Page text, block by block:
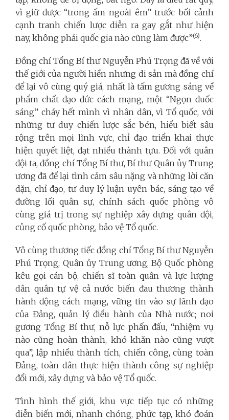
vì giữ được “trong ấm ngoài êm” trước bối cảnh
cạnh tranh chiến lược diễn ra gay gắt như hiện
nay, không phải quốc gia nào cũng làm được”(6).
Đồng chí Tổng Bí thư Nguyễn Phú Trọng đã về với
thế giới của người hiền nhưng di sản mà đồng chí
để lại vô cùng quý giá, nhất là tấm gương sáng về
phẩm chất đạo đức cách mạng, một “Ngọn đuốc
sáng” cháy hết mình vì nhân dân, vì Tổ quốc, với
những tư duy chiến lược sắc bén, hiểu biết sâu
rộng trên mọi lĩnh vực, chỉ đạo triển khai thực
hiện quyết liệt, đạt nhiều thành tựu. Đối với quân
đội ta, đồng chí Tổng Bí thư, Bí thư Quân ủy Trung
ương đã để lại tình cảm sâu nặng và những lời căn
dặn, chỉ đạo, tư duy lý luận uyên bác, sáng tạo về
đường lối quân sự, chính sách quốc phòng vô
cùng giá trị trong sự nghiệp xây dựng quân đội,
củng cố quốc phòng, bảo vệ Tổ quốc.
Vô cùng thương tiếc đồng chí Tổng Bí thư Nguyễn
Phú Trọng, Quân ủy Trung ương, Bộ Quốc phòng
kêu gọi cán bộ, chiến sĩ toàn quân và lực lượng
dân quân tự vệ cả nước biến đau thương thành
hành động cách mạng, vững tin vào sự lãnh đạo
của Đảng, quản lý điều hành của Nhà nước; noi
gương Tổng Bí thư, nỗ lực phấn đấu, “nhiệm vụ
nào cũng hoàn thành, khó khăn nào cũng vượt
qua”, lập nhiều thành tích, chiến công, cùng toàn
Đảng, toàn dân thực hiện thành công sự nghiệp
đổi mới, xây dựng và bảo vệ Tổ quốc.
Tình hình thế giới, khu vực tiếp tục có những
diễn biến mới, nhanh chóng, phức tạp, khó đoán